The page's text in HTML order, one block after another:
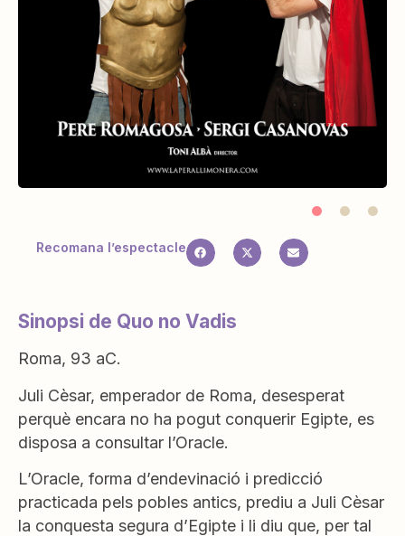
Recomana l’espectacle
Sinopsi de Quo no Vadis
Roma, 93 aC.
Juli Cèsar, emperador de Roma, desesperat
perquè encara no ha pogut conquerir Egipte, es
disposa a consultar l’Oracle.
L’Oracle, forma d’endevinació i predicció
practicada pels pobles antics, prediu a Juli Cèsar
la conquesta segura d’Egipte i li diu que, per tal